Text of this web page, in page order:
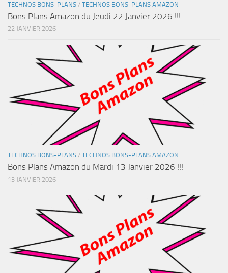
TECHNOS BONS-PLANS / TECHNOS BONS-PLANS AMAZON
Bons Plans Amazon du Jeudi 22 Janvier 2026 !!!
22 JANVIER 2026
TECHNOS BONS-PLANS / TECHNOS BONS-PLANS AMAZON
Bons Plans Amazon du Mardi 13 Janvier 2026 !!!
13 JANVIER 2026